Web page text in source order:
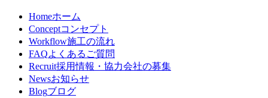
Homeホーム
Conceptコンセプト
Workflow施工の流れ
FAQよくあるご質問
Recruit採用情報・協力会社の募集
Newsお知らせ
Blogブログ